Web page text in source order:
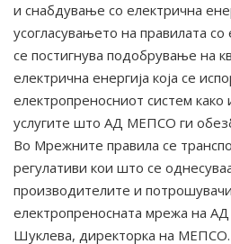
и снабдување со електрична
усогласувањето на правилата со
се постигнува подобрување на
електрична енергија која се
електропреносниот систем како
услугите што АД МЕПСО ги
Во Мрежните правила се
регулативи кои што се
производителите и
електропреносната мрежа на
Шуклева, директорка на